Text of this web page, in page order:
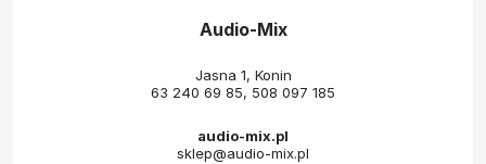
Audio-Mix
Jasna 1, Konin
63 240 69 85, 508 097 185
audio-mix.pl
sklep@audio-mix.pl